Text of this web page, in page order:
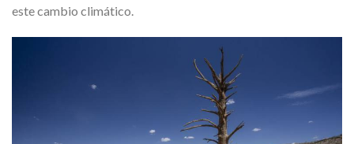
este cambio climático.